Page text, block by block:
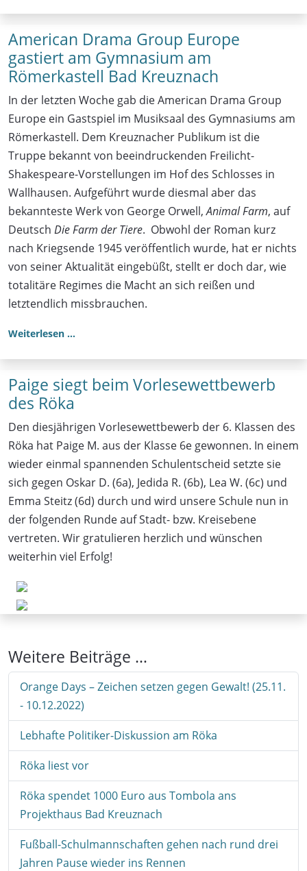
American Drama Group Europe
gastiert am Gymnasium am
Römerkastell Bad Kreuznach
In der letzten Woche gab die American Drama Group
Europe ein Gastspiel im Musiksaal des Gymnasiums am
Römerkastell. Dem Kreuznacher Publikum ist die
Truppe bekannt von beeindruckenden Freilicht-
Shakespeare-Vorstellungen im Hof des Schlosses in
Wallhausen. Aufgeführt wurde diesmal aber das
bekannteste Werk von George Orwell,Animal Farm, auf
Deutsch Die Farm der Tiere. Obwohl der Roman kurz
nach Kriegsende 1945 veröffentlich wurde, hat er nichts
von seiner Aktualität eingebüßt, stellt er doch dar, wie
totalitäre Regimes die Macht an sich reißen und
letztendlich missbrauchen.
Weiterlesen …
Paige siegt beim Vorlesewettbewerb
des Röka
Den diesjährigen Vorlesewettbewerb der 6. Klassen des
Röka hat Paige M. aus der Klasse 6e gewonnen. In einem
wieder einmal spannenden Schulentscheid setzte sie
sich gegen Oskar D. (6a), Jedida R. (6b), Lea W. (6c) und
Emma Steitz (6d) durch und wird unsere Schule nun in
der folgenden Runde auf Stadt- bzw. Kreisebene
vertreten. Wir gratulieren herzlich und wünschen
weiterhin viel Erfolg!
Weitere Beiträge …
Orange Days – Zeichen setzen gegen Gewalt! (25.11.
- 10.12.2022)
Lebhafte Politiker-Diskussion am Röka
Röka liest vor
Röka spendet 1000 Euro aus Tombola ans
Projekthaus Bad Kreuznach
Fußball-Schulmannschaften gehen nach rund drei
Jahren Pause wieder ins Rennen